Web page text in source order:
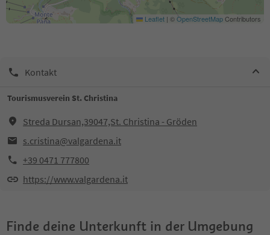
Leaflet | ©OpenStreetMapContributors
Kontakt
Tourismusverein St. Christina
Streda Dursan,39047,St. Christina - Gröden
s.cristina@valgardena.it
+39 0471 777800
https://www.valgardena.it
Finde deine Unterkunft in der Umgebung